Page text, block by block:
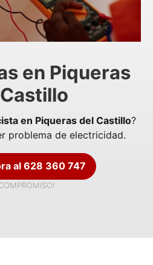
en Piqueras
en Piqueras del Castillo?
problema de electricidad.
al 628 360 747